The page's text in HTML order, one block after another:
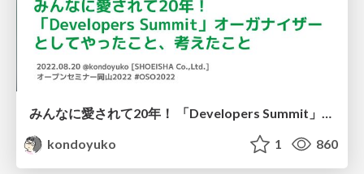
みんなに愛されて20年！ 「Developers Summit」オーガナイザーとしてやったこと、考えたこと #oso2022 / What I did and thought about as an organizer of Developers Summit
kondoyuko
1 860